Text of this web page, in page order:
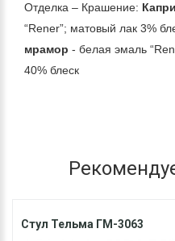
Отделка – Крашение: Капри
“Rener”; матовый лак 3%
мрамор - белая эмаль
40% блеск
Стул Тельма ГМ-3063